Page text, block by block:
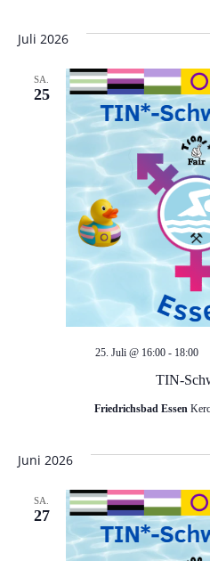
Juli 2026
SA.
25
TIN-
25. Juli @ 16:00- 18:00
Friedrichsbad Essen
Juni 2026
SA.
27